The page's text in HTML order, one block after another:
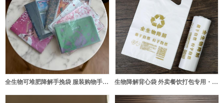
全生物可堆肥降解手挽袋 服装购物手提袋支持印刷定制 生物降解背心袋 外卖餐饮打包专用・白色双面烫金印刷